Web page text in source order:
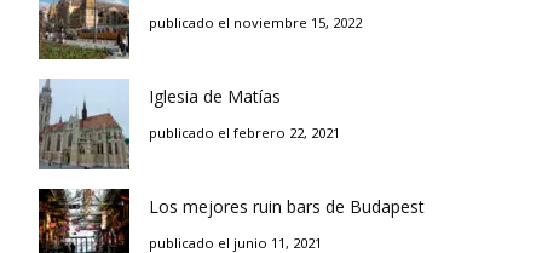
publicado el noviembre 15, 2022
Iglesia de Matías
publicado el febrero 22, 2021
Los mejores ruin bars de Budapest
publicado el junio 11, 2021